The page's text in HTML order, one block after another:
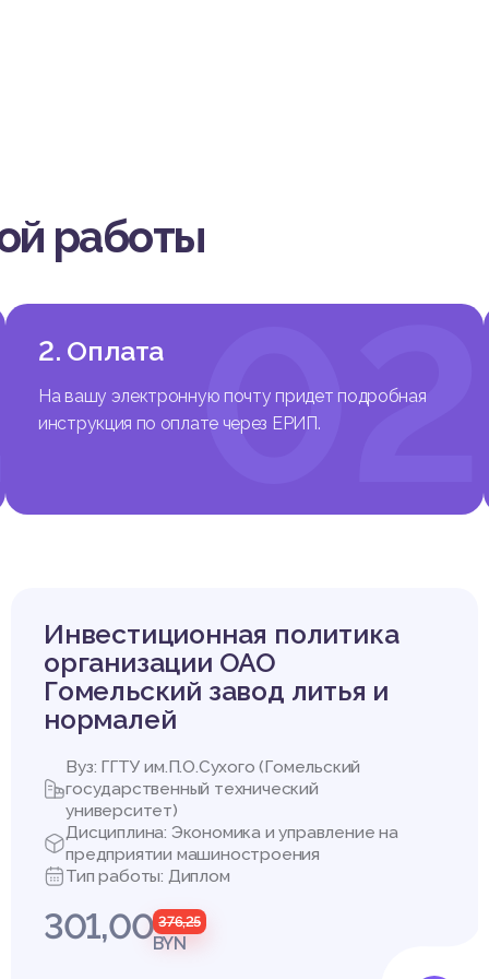
работы
02
2. Оплата
На вашу электронную почту придет подробная
инструкция по оплате через ЕРИП.
Инвестиционная политика
организации ОАО
Гомельский завод литья и
нормалей
Вуз: ГГТУ им.П.О.Сухого (Гомельский
государственный технический
университет)
Дисциплина: Экономика и управление на
предприятии машиностроения
Тип работы: Диплом
301,00 376,25
BYN